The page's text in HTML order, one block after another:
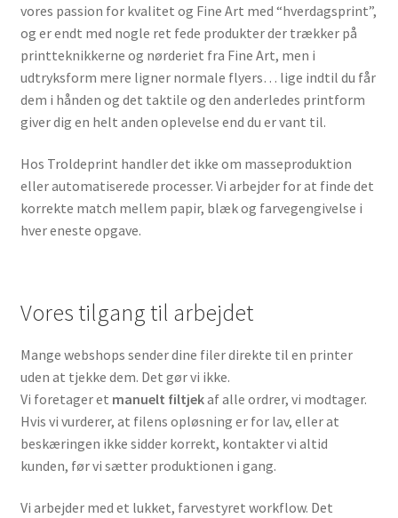
vores passion for kvalitet og Fine Art med “hverdagsprint”,
og er endt med nogle ret fede produkter der trækker på
printteknikkerne og nørderiet fra Fine Art, men i
udtryksform mere ligner normale flyers… lige indtil du får
dem i hånden og det taktile og den anderledes printform
giver dig en helt anden oplevelse end du er vant til.
Hos Troldeprint handler det ikke om masseproduktion
eller automatiserede processer. Vi arbejder for at finde det
korrekte match mellem papir, blæk og farvegengivelse i
hver eneste opgave.
Vores tilgang til arbejdet
Mange webshops sender dine filer direkte til en printer
uden at tjekke dem. Det gør vi ikke.
Vi foretager et manuelt filtjekaf alle ordrer, vi modtager.
Hvis vi vurderer, at filens opløsning er for lav, eller at
beskæringen ikke sidder korrekt, kontakter vi altid
kunden, før vi sætter produktionen i gang.
Vi arbejder med et lukket, farvestyret workflow. Det